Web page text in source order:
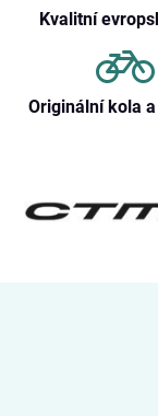
Kvalitní
Originální kola